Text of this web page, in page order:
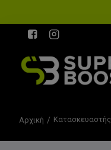
Αρχική Κατασκευαστής